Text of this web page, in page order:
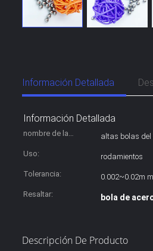
Información Detallada
Información Detallada
nombre de la
altas bolas del
Uso:
rodamientos
Tolerancia:
0.002~0.02m
Resaltar:
bola de
Descripción De Producto